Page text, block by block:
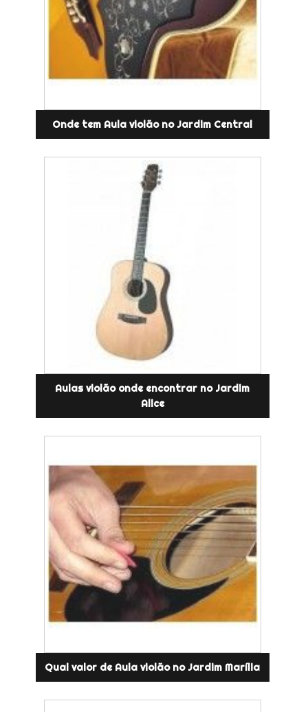
Onde tem Aula violão no Jardim Central
Aulas violão onde encontrar no Jardim
Alice
Qual valor de Aula violão no Jardim Marília